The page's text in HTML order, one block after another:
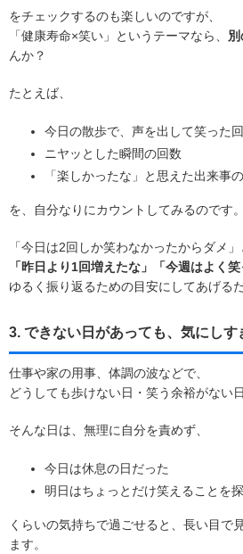
をチェックするのも楽しいのですが、
「健康寿命×笑い」というテーマなら、
んか？
たとえば、
今日の散歩で、声を出して笑った
ニヤッとした瞬間の回数
「楽しかったな」と思えた出来事
を、自分なりにカウントしてみるのです。
「今日は2回しか笑わなかったからダメ
「昨日より1回増えたな」「今週はよく笑
ゆるく振り返るための目安にしてあげる
3. できない日があっても、気にしす
仕事や家の用事、体調の波などで、
どうしても歩けない日・笑う余裕がない
そんな日は、無理に自分を責めず、
今日は休息の日だった
明日はちょっとだけ笑えることを
くらいの気持ちで過ごせると、長い目で
ます。